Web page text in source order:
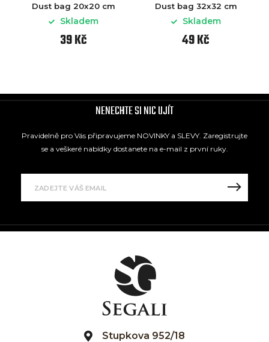
Dust bag 20x20 cm
Skladem
39 Kč
Dust bag 32x32 cm
Skladem
49 Kč
NENECHTE SI NIC UJÍT
Pravidelně pro Vás připravujeme NOVINKY a SLEVY. Zaregistrujte
se a veškeré nabídky dostanete na e-mail z první ruky.
Stupkova 952/18